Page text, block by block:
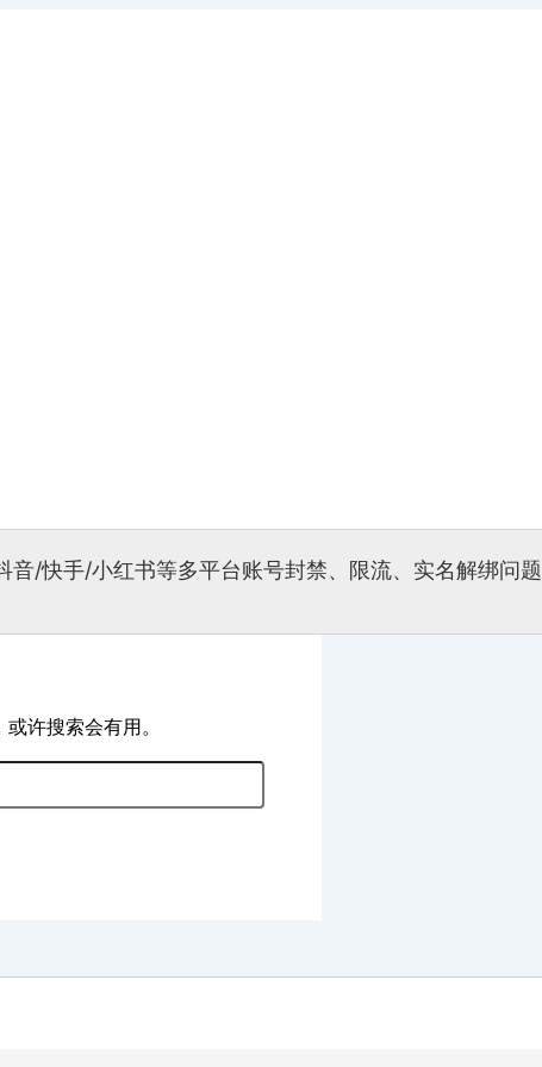
音/快手/小红书等多平台账号封禁、限流、实名解绑问题
许搜索会有用。